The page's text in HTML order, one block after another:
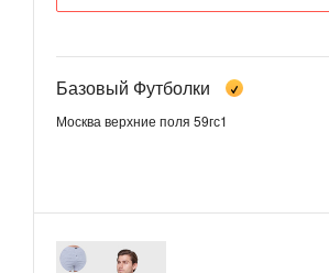
Базовый Футболки
Москва верхние поля 59гс1